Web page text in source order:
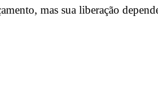
mas sua liberação